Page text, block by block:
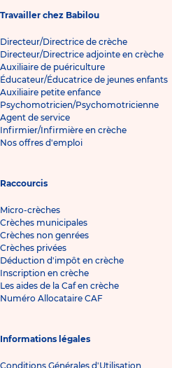
Travailler chez Babilou
Directeur/Directrice de crèche
Directeur/Directrice adjointe en crèche
Auxiliaire de puériculture
Éducateur/Éducatrice de jeunes enfants
Auxiliaire petite enfance
Psychomotricien/Psychomotricienne
Agent de service
Infirmier/Infirmière en crèche
Nos offres d'emploi
Raccourcis
Micro-crèches
Crèches municipales
Crèches non genrées
Crèches privées
Déduction d'impôt en crèche
Inscription en crèche
Les aides de la Caf en crèche
Numéro Allocataire CAF
Informations légales
Conditions Générales d'Utilisation